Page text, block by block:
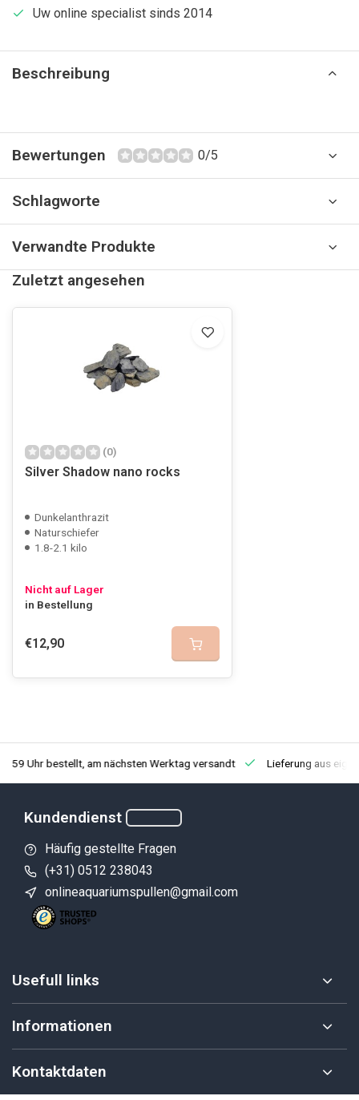
Uw online specialist sinds 2014
Beschreibung
Bewertungen 0/5
Schlagworte
Verwandte Produkte
Zuletzt angesehen
(0)
Silver Shadow nano rocks
Dunkelanthrazit
Naturschiefer
1.8-2.1 kilo
Nicht auf Lager
in Bestellung
€12,90
Uhr bestellt, am nächsten Werktag versandt Lieferung aus
Kundendienst
Häufig gestellte Fragen
(+31) 0512 238043
onlineaquariumspullen@gmail.com
Usefull links
Informationen
Kontaktdaten